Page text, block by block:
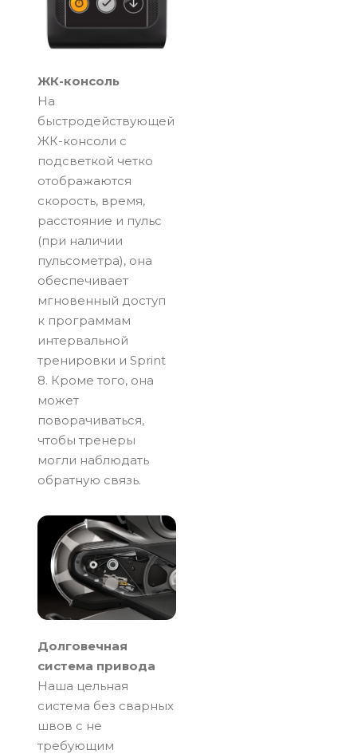
ЖК-консоль
На
быстродействующей
ЖК-консоли с
подсветкой четко
отображаются
скорость, время,
расстояние и пульс
(при наличии
пульсометра), она
обеспечивает
мгновенный доступ
к программам
интервальной
тренировки и Sprint
8. Кроме того, она
может
поворачиваться,
чтобы тренеры
могли наблюдать
обратную связь.
Долговечная
система привода
Наша цельная
система без сварных
швов с не
требующим